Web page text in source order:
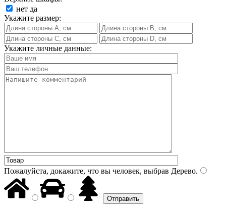
нет да
Укажите размер:
Укажите личные данные:
Пожалуйста, докажите, что вы человек, выбрав Дерево.